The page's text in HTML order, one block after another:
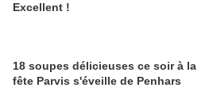
Excellent !
18 soupes délicieuses ce soir à la
fête Parvis s'éveille de Penhars